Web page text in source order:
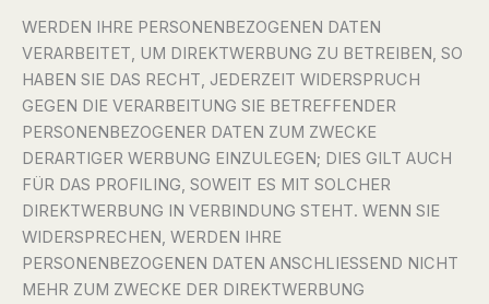
WERDEN IHRE PERSONENBEZOGENEN DATEN
VERARBEITET, UM DIREKTWERBUNG ZU BETREIBEN, SO
HABEN SIE DAS RECHT, JEDERZEIT WIDERSPRUCH
GEGEN DIE VERARBEITUNG SIE BETREFFENDER
PERSONENBEZOGENER DATEN ZUM ZWECKE
DERARTIGER WERBUNG EINZULEGEN; DIES GILT AUCH
FÜR DAS PROFILING, SOWEIT ES MIT SOLCHER
DIREKTWERBUNG IN VERBINDUNG STEHT. WENN SIE
WIDERSPRECHEN, WERDEN IHRE
PERSONENBEZOGENEN DATEN ANSCHLIESSEND NICHT
MEHR ZUM ZWECKE DER DIREKTWERBUNG